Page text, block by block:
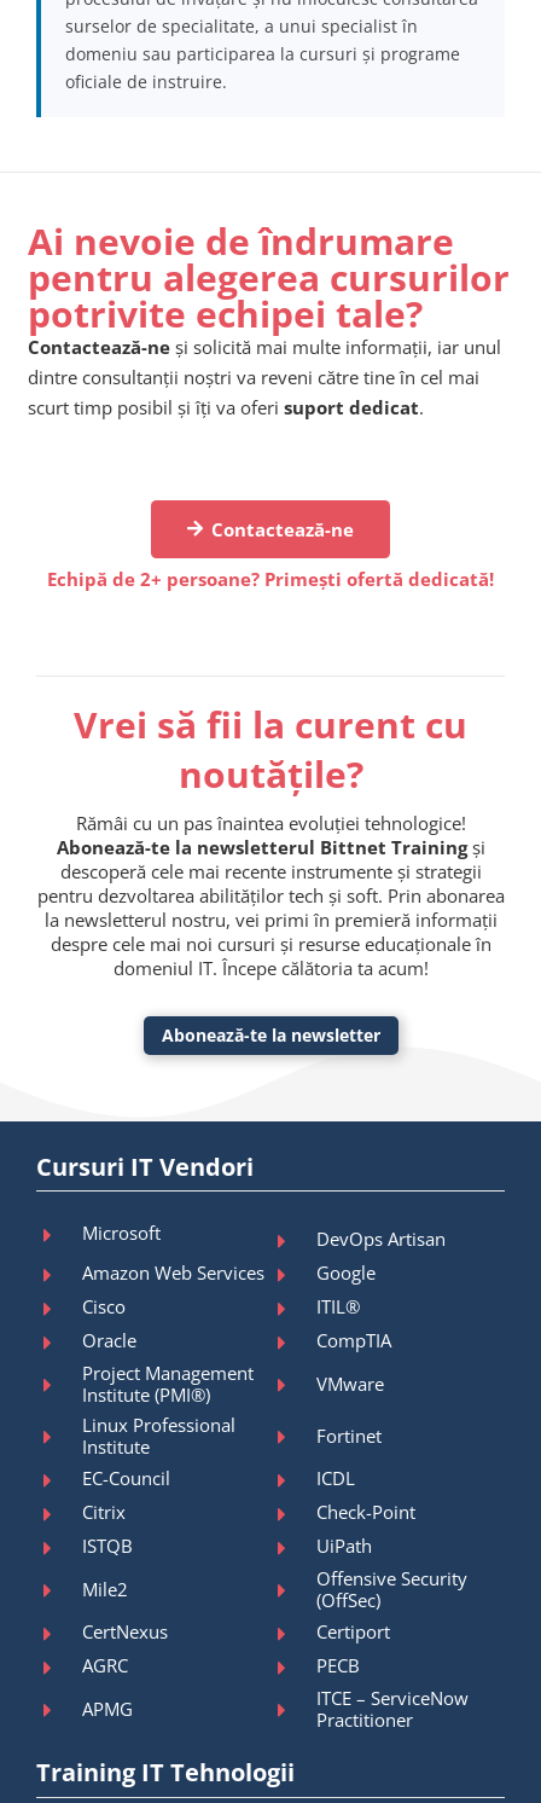
surselor de specialitate, a unui specialist în
domeniu sau participarea la cursuri și programe
oficiale de instruire.
Ai nevoie de îndrumare
pentru alegerea cursurilor
potrivite echipei tale?
Contactează-ne și solicită mai multe informații, iar unul
dintre consultanții noștri va reveni către tine în cel mai
scurt timp posibil și îți va oferi suport dedicat.
Contactează-ne
Echipă de 2+ persoane? Primești ofertă dedicată!
Vrei să fii la curent cu
noutățile?
Rămâi cu un pas înaintea evoluției tehnologice!
Abonează-te la newsletterul Bittnet Trainingși
descoperă cele mai recente instrumente și strategii
pentru dezvoltarea abilităților tech și soft. Prin abonarea
la newsletterul nostru, vei primi în premieră informații
despre cele mai noi cursuri și resurse educaționale în
domeniul IT. Începe călătoria ta acum!
Abonează-te la newsletter
Cursuri IT Vendori
Microsoft
DevOps Artisan
Amazon Web Services
Google
Cisco
ITIL®
Oracle
CompTIA
Project Management
Institute (PMI®)
VMware
Linux Professional
Institute
Fortinet
EC-Council
ICDL
Citrix
Check-Point
ISTQB
UiPath
Mile2
Offensive Security
(OffSec)
CertNexus
Certiport
AGRC
PECB
APMG
ITCE – ServiceNow
Practitioner
Training IT Tehnologii